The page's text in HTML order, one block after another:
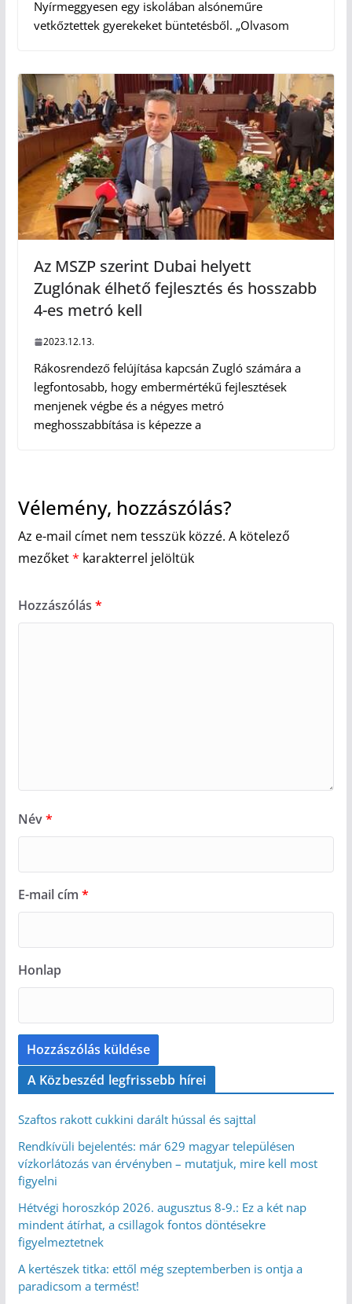
Nyírmeggyesen egy iskolában alsóneműre
vetkőztettek gyerekeket büntetésből. „Olvasom
Az MSZP szerint Dubai helyett
Zuglónak élhető fejlesztés és hosszabb
4-es metró kell
2023.12.13.
Rákosrendező felújítása kapcsán Zugló számára a
legfontosabb, hogy embermértékű fejlesztések
menjenek végbe és a négyes metró
meghosszabbítása is képezze a
Vélemény, hozzászólás?
Az e-mail címet nem tesszük közzé. A kötelező
mezőket* karakterrel jelöltük
Hozzászólás *
Név*
E-mail cím *
Honlap
A Közbeszéd legfrissebb hírei
Szaftos rakott cukkini darált hússal és sajttal
Rendkívüli bejelentés: már 629 magyar településen
vízkorlátozás van érvényben – mutatjuk, mire kell most
figyelni
Hétvégi horoszkóp 2026. augusztus 8-9.: Ez a két nap
mindent átírhat, a csillagok fontos döntésekre
figyelmeztetnek
A kertészek titka: ettől még szeptemberben is ontja a
paradicsom a termést!